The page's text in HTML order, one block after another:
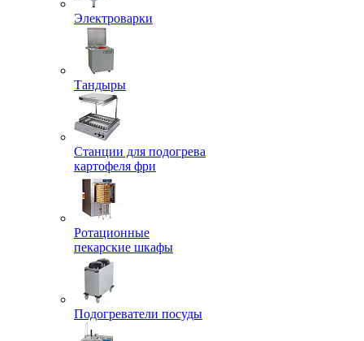
Электроварки
Тандыры
Станции для подогрева
картофеля фри
Ротационные
пекарские шкафы
Подогреватели посуды